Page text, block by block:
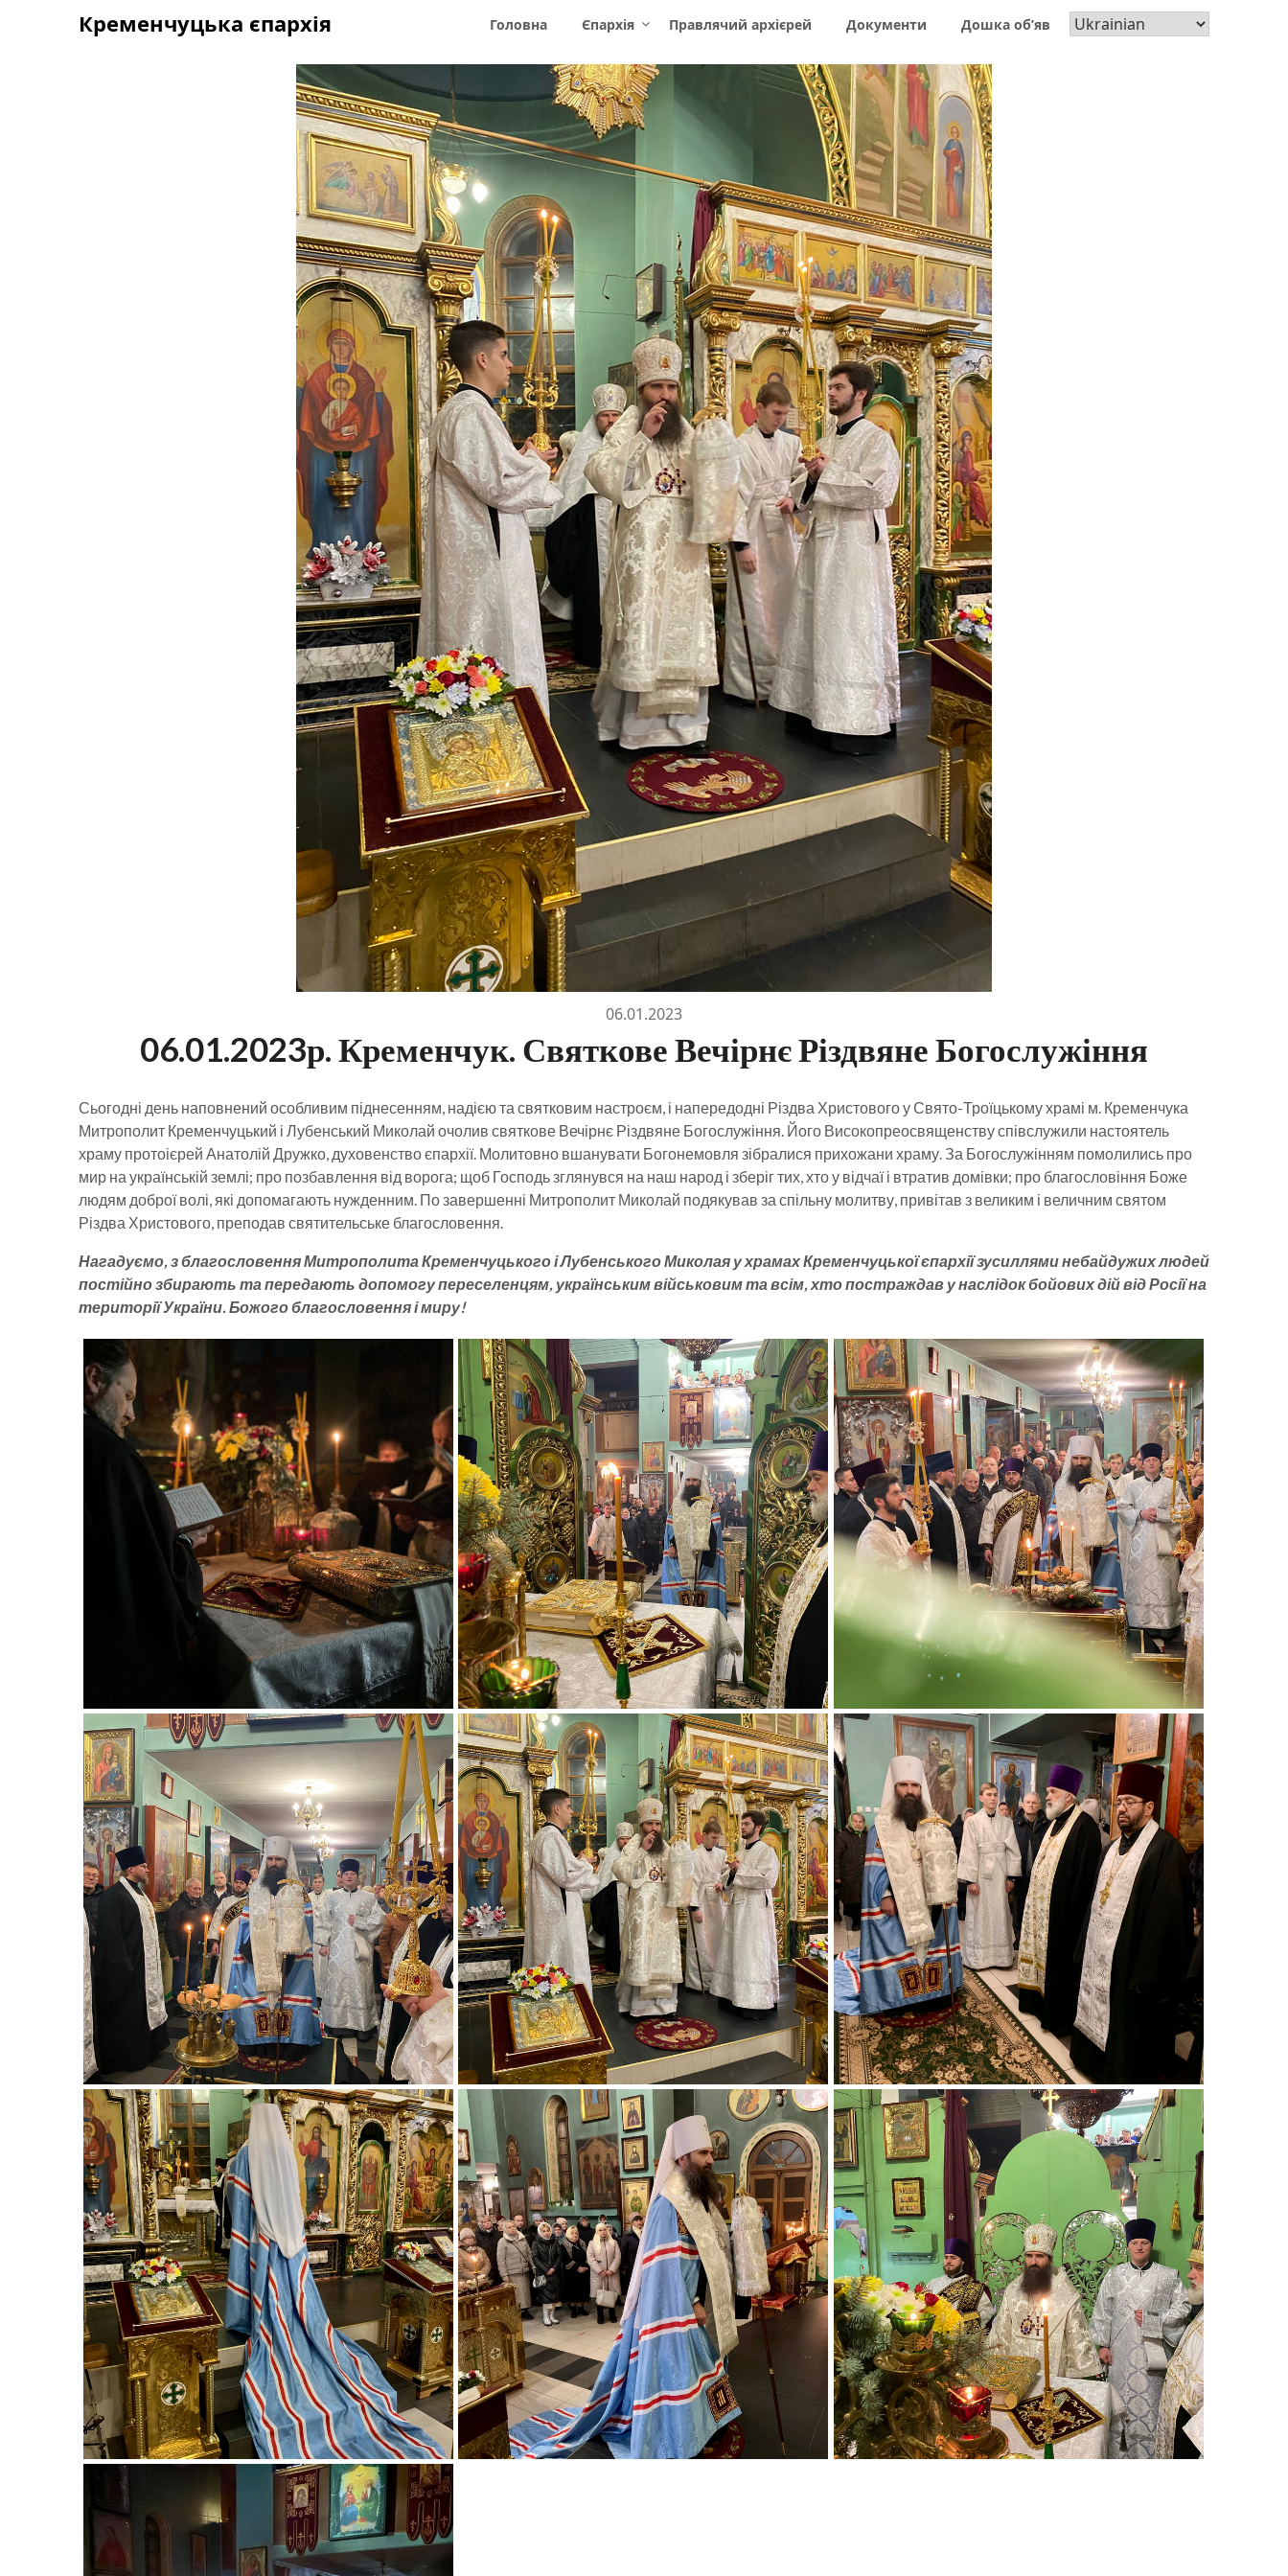
Кременчуцька єпархія Головна Єпархія Правлячий архієрей Документи Дошка об’яв
06.01.2023
06.01.2023р. Кременчук. Святкове Вечірнє Різдвяне Богослужіння
Сьогодні день наповнений особливим піднесенням, надією та святковим настроєм, і напередодні Різдва Христового у Свято-Троїцькому храмі м. Кременчука
Митрополит Кременчуцький і Лубенський Миколай очолив святкове Вечірнє Різдвяне Богослужіння. Його Високопреосвященству співслужили настоятель
храму протоієрей Анатолій Дружко, духовенство єпархії. Молитовно вшанувати Богонемовля зібралися прихожани храму. За Богослужінням помолились про
мир на українській землі; про позбавлення від ворога; щоб Господь зглянувся на наш народ і зберіг тих, хто у відчаї і втратив домівки; про благословіння Боже
людям доброї волі, які допомагають нужденним. По завершенні Митрополит Миколай подякував за спільну молитву, привітав з великим і величним святом
Різдва Христового, преподав святительське благословення.
Нагадуємо, з благословення Митрополита Кременчуцького і Лубенського Миколая у храмах Кременчуцької єпархії зусиллями небайдужих людей
постійно збирають та передають допомогу переселенцям, українським військовим та всім, хто постраждав у наслідок бойових дій від Росії на
території України. Божого благословення і миру!